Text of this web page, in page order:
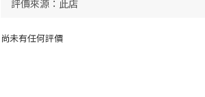
尚未有任何評價